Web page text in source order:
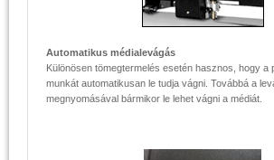
Automatikus médialevágás
Különösen tömegtermelés esetén hasznos, hogy a
munkát automatikusan le tudja vágni. Továbbá a
megnyomásával bármikor le lehet vágni a médiát.